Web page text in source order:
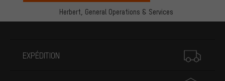
Herbert, General Operations & Services
EXPÉDITION